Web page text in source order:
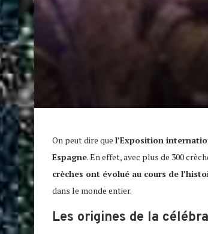
On peut dire que l’Exposition
Espagne. En effet, avec plus de 300
crèches ont évolué au cours de
dans le monde entier.
Les origines de la